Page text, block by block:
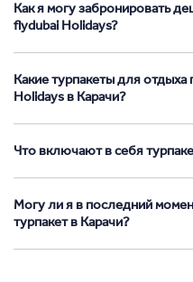
Как я могу забронировать
flydubai Holidays?
Какие турпакеты для отдыха
Holidays в Карачи?
Что включают в себя
Могу ли я в последний
турпакет в Карачи?